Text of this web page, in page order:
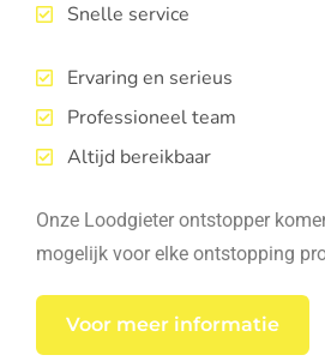
Snelle service
Ervaring en serieus
Professioneel team
Altijd bereikbaar
Onze Loodgieter ontstopper
mogelijk voor elke ontstopping
Voor meer informatie